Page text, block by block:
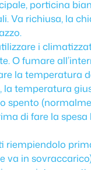
porticina
Va richiusa, la
i
O fumare
la temperatura
la temperatura
spento
di fare la spesa
riempiendolo
va in